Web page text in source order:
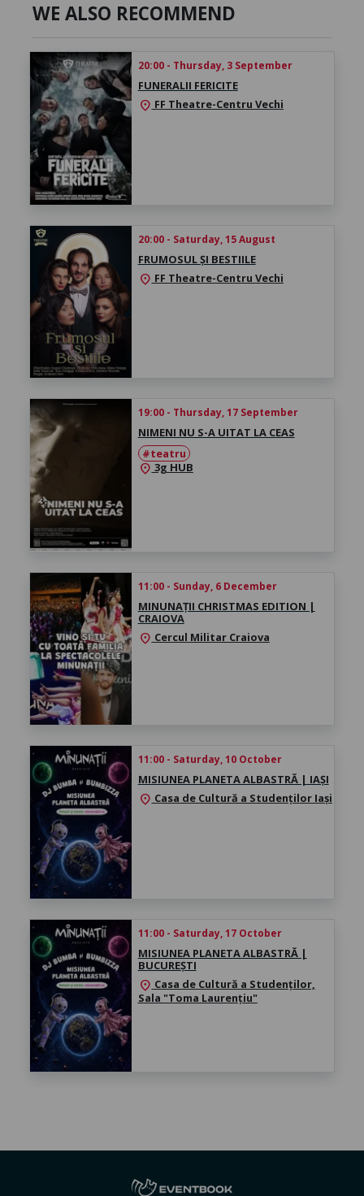
WE ALSO RECOMMEND
20:00 - Thursday, 3 September
FUNERALII FERICITE
location_on FF Theatre-Centru Vechi
20:00 - Saturday, 15 August
FRUMOSUL ȘI BESTIILE
location_on FF Theatre-Centru Vechi
19:00 - Thursday, 17 September
NIMENI NU S-A UITAT LA CEAS
#teatru
location_on3g HUB
11:00 - Sunday, 6 December
MINUNAȚII CHRISTMAS EDITION |
CRAIOVA
location_on Cercul Militar Craiova
11:00 - Saturday, 10 October
MISIUNEA PLANETA ALBASTRĂ | IAȘI
location_on Casa de Cultură a Studenților Iași
11:00 - Saturday, 17 October
MISIUNEA PLANETA ALBASTRĂ |
BUCUREȘTI
location_on Casa de Cultură a Studenților,
Sala "Toma Laurențiu"